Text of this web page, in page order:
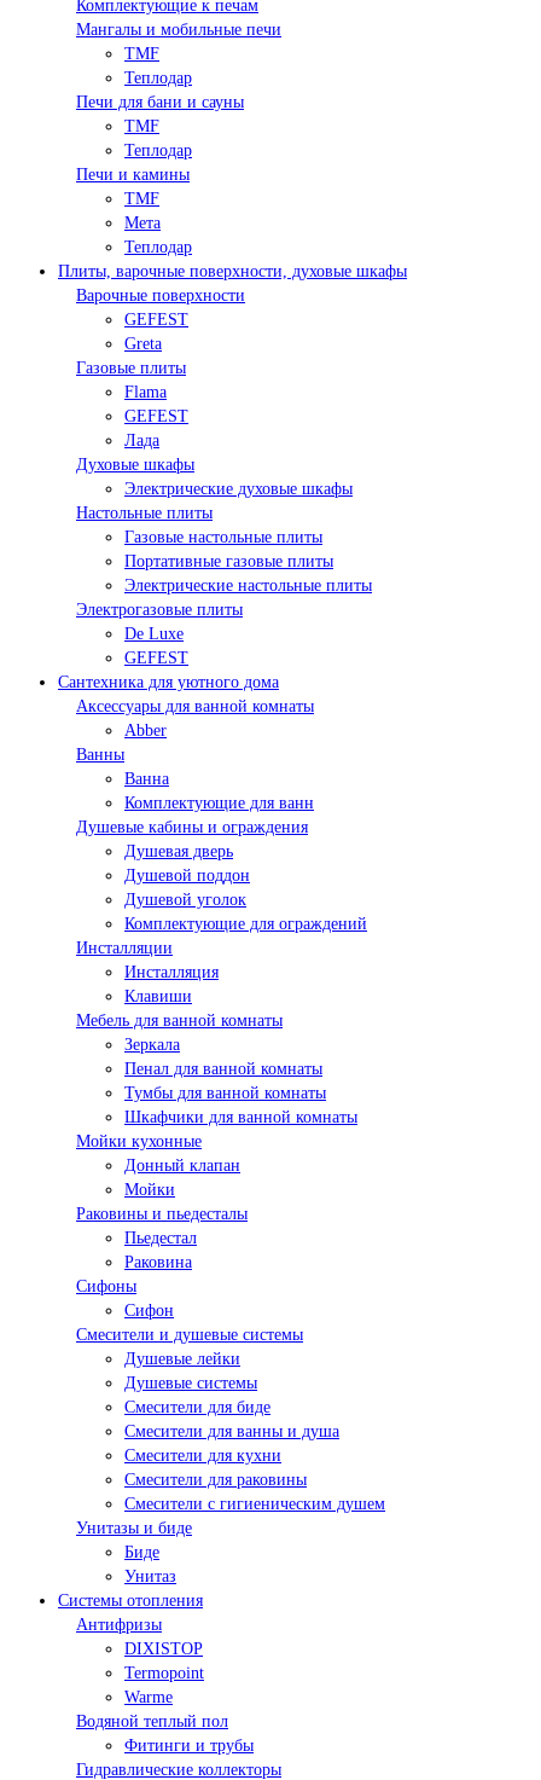
Комплектующие к печам
Мангалы и мобильные печи
TMF
Теплодар
Печи для бани и сауны
TMF
Теплодар
Печи и камины
TMF
Мета
Теплодар
Плиты, варочные поверхности, духовые шкафы
Варочные поверхности
GEFEST
Greta
Газовые плиты
Flama
GEFEST
Лада
Духовые шкафы
Электрические духовые шкафы
Настольные плиты
Газовые настольные плиты
Портативные газовые плиты
Электрические настольные плиты
Электрогазовые плиты
De Luxe
GEFEST
Сантехника для уютного дома
Аксессуары для ванной комнаты
Abber
Ванны
Ванна
Комплектующие для ванн
Душевые кабины и ограждения
Душевая дверь
Душевой поддон
Душевой уголок
Комплектующие для ограждений
Инсталляции
Инсталляция
Клавиши
Мебель для ванной комнаты
Зеркала
Пенал для ванной комнаты
Тумбы для ванной комнаты
Шкафчики для ванной комнаты
Мойки кухонные
Донный клапан
Мойки
Раковины и пьедесталы
Пьедестал
Раковина
Сифоны
Сифон
Смесители и душевые системы
Душевые лейки
Душевые системы
Смесители для биде
Смесители для ванны и душа
Смесители для кухни
Смесители для раковины
Смесители с гигиеническим душем
Унитазы и биде
Биде
Унитаз
Системы отопления
Антифризы
DIXISTOP
Termopoint
Warme
Водяной теплый пол
Фитинги и трубы
Гидравлические коллекторы